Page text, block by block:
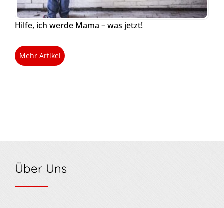
Hilfe, ich werde Mama – was jetzt!
Mehr Artikel
Über Uns